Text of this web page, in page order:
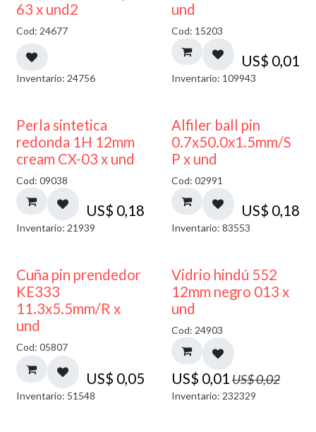
63 x und2
Cod: 24677
Inventario: 24756
und
Cod: 15203
US$ 0,01
Inventario: 109943
Perla sintetica
redonda 1H 12mm
cream CX-03 x und
Cod: 09038
US$ 0,18
Inventario: 21939
Alfiler ball pin
0.7x50.0x1.5mm/S
P x und
Cod: 02991
US$ 0,18
Inventario: 83553
Cuña pin prendedor
KE333
11.3x5.5mm/R x
und
Cod: 05807
US$ 0,05
Inventario: 51548
40% DESCUENTO
Vidrio hindú 552
12mm negro 013 x
und
Cod: 24903
US$ 0,01US$0,02
Inventario: 232329